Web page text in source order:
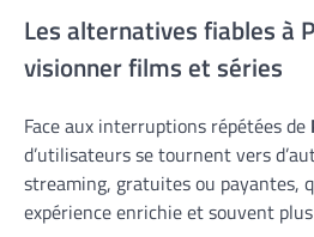
Les alternatives fiables à
visionner films et séries
Face aux interruptions répétées de
d’utilisateurs se tournent vers
streaming, gratuites ou payantes,
expérience enrichie et souvent